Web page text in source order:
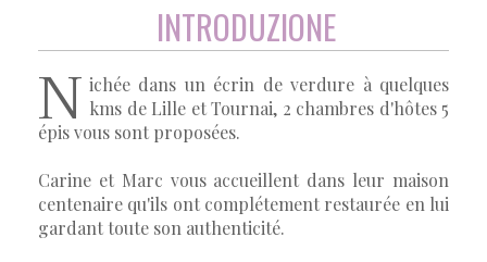
INTRODUZIONE
N ichée dans un écrin de verdure à quelques
kms de Lille et Tournai, 2 chambres d'hôtes 5
épis vous sont proposées.
Carine et Marc vous accueillent dans leur maison
centenaire qu'ils ont complétement restaurée en lui
gardant toute son authenticité.